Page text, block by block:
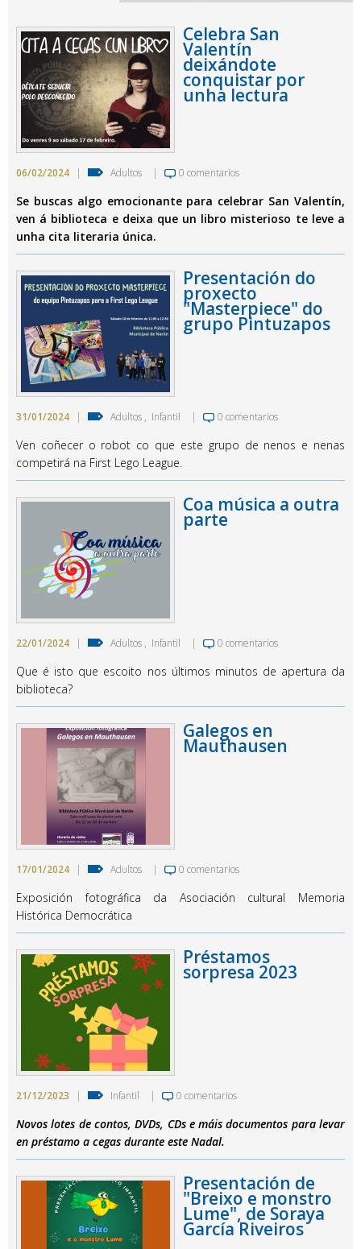
Celebra San
Valentín
deixándote
conquistar por
unha lectura
06/02/2024 | Adultos | 0 comentarios
Se buscas algo emocionante para celebrar San Valentín,
ven á biblioteca e deixa que un libro misterioso te leve a
unha cita literaria única.
Presentación do
proxecto
"Masterpiece" do
grupo Pintuzapos
31/01/2024 | Adultos , Infantil | 0 comentarios
Ven coñecer o robot co que este grupo de nenos e nenas
competirá na First Lego League.
Coa música a outra
parte
22/01/2024 | Adultos , Infantil | 0 comentarios
Que é isto que escoito nos últimos minutos de apertura da
biblioteca?
Galegos en
Mauthausen
17/01/2024 | Adultos | 0 comentarios
Exposición fotográfica da Asociación cultural Memoria
Histórica Democrática
Préstamos
sorpresa 2023
21/12/2023 | Infantil | 0 comentarios
Novos lotes de contos, DVDs, CDs e máis documentos para levar
en préstamo a cegas durante este Nadal.
Presentación de
"Breixo e monstro
Lume", de Soraya
García Riveiros